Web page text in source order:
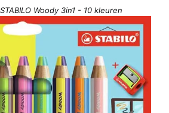
Woody 3in1 - 10 kleuren